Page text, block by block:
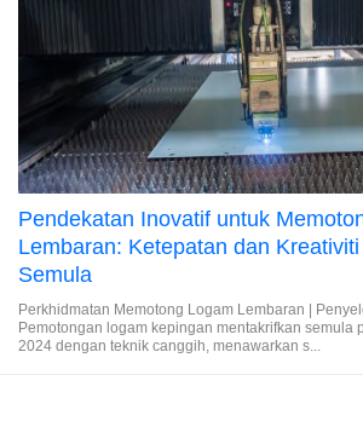
Pendekatan Inovatif untuk
Lembaran: Ketepatan dan
Semula
Perkhidmatan Memotong Logam Lembaran |
Pemotongan logam kepingan mentakrifkan semula
2024 dengan teknik canggih, menawarkan s...